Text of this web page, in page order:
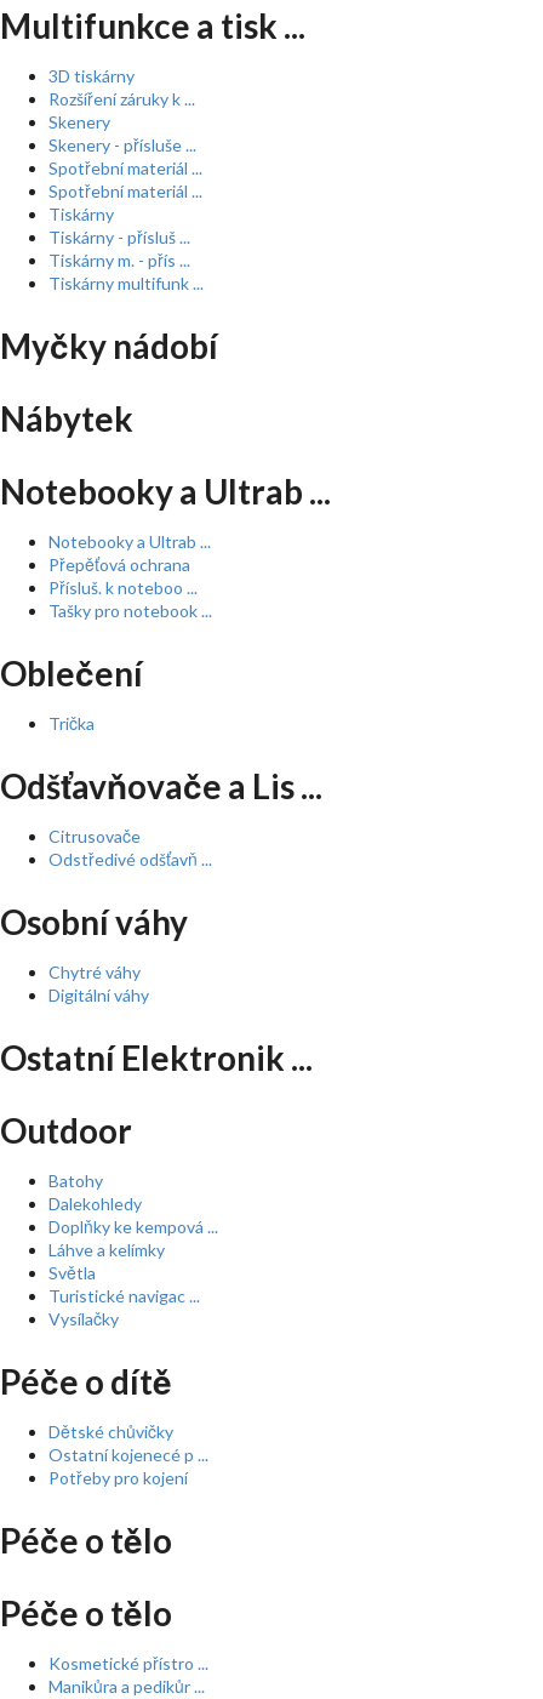
Multifunkce a tisk ...
3D tiskárny
Rozšíření záruky k ...
Skenery
Skenery - přísluše ...
Spotřební materiál ...
Spotřební materiál ...
Tiskárny
Tiskárny - přísluš ...
Tiskárny m. - přís ...
Tiskárny multifunk ...
Myčky nádobí
Nábytek
Notebooky a Ultrab ...
Notebooky a Ultrab ...
Přepěťová ochrana
Přísluš. k noteboo ...
Tašky pro notebook ...
Oblečení
Trička
Odšťavňovače a Lis ...
Citrusovače
Odstředivé odšťavň ...
Osobní váhy
Chytré váhy
Digitální váhy
Ostatní Elektronik ...
Outdoor
Batohy
Dalekohledy
Doplňky ke kempová ...
Láhve a kelímky
Světla
Turistické navigac ...
Vysílačky
Péče o dítě
Dětské chůvičky
Ostatní kojenecé p ...
Potřeby pro kojení
Péče o tělo
Péče o tělo
Kosmetické přístro ...
Manikůra a pedikůr ...